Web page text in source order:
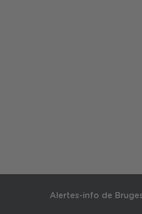
Alertes-info de